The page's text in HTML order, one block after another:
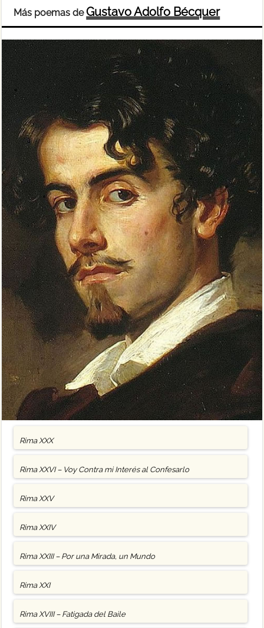
Más poemas deGustavo Adolfo Bécquer
Rima XXX
Rima XXVI – Voy Contra mi Interés al Confesarlo
Rima XXV
Rima XXIV
Rima XXIII – Por una Mirada, un Mundo
Rima XXI
Rima XVIII – Fatigada del Baile